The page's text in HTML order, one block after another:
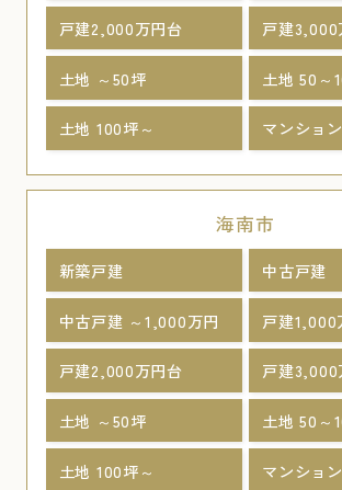
戸建2,000万円台 戸建3,000
土地 ～50坪 土地 50～
土地 100坪～ マンション
海南市
新築戸建 中古戸建
中古戸建 ～1,000万円 戸建1,000
戸建2,000万円台 戸建3,000
土地 ～50坪 土地 50～
土地 100坪～ マンション